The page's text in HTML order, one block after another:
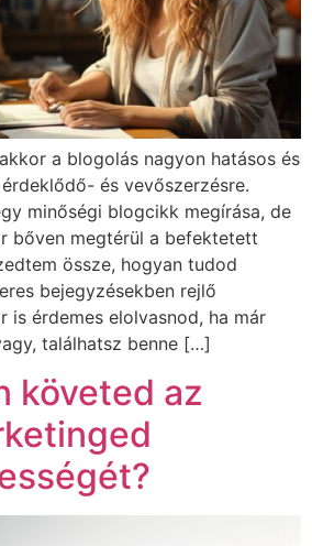
a blogolás nagyon hatásos és
és vevőszerzésre.
minőségi blogcikk megírása, de
bőven megtérül a befektetett
össze, hogyan tudod
bejegyzésekben rejlő
is érdemes elolvasnod, ha már
találhatsz benne […]
követed az